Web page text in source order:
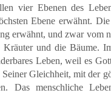
vier Ebenen des
Ebene erwähnt.
erwähnt, und zwar vom
und die Bäume.
Leben, weil es
Gleichheit, mit der
Das menschliche